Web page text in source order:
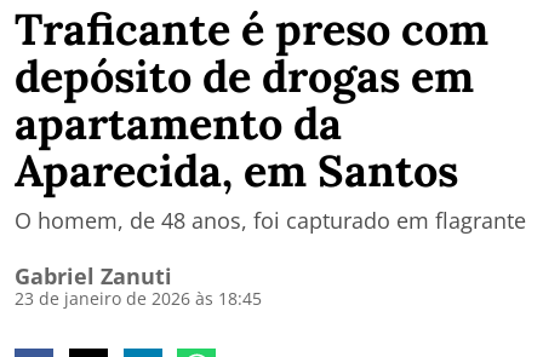
Traficante é preso com
depósito de drogas em
apartamento da
Aparecida, em Santos
O homem, de 48 anos, foi capturado em flagrante
Gabriel Zanuti
23 de janeiro de 2026 às 18:45